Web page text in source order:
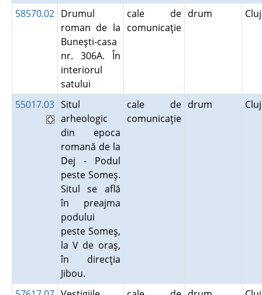
58570.02 Drumul
roman de la
Buneşti-casa
nr. 306A. În
interiorul
satului
cale de
comunicaţie
drum
55017.03 Situl
arheologic
din epoca
romană de la
Dej - Podul
peste Someş.
Situl se află
în preajma
podului
peste Someş,
la V de oraş,
în direcţia
Jibou.
cale de
comunicaţie
drum